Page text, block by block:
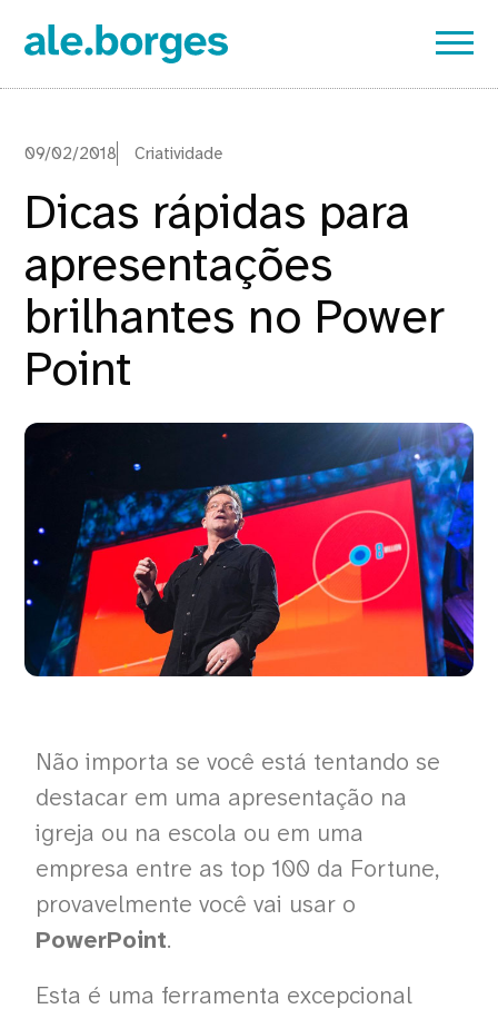
09/02/2018 Criatividade
Dicas rápidas para
apresentações
brilhantes no Power
Point
Não importa se você está tentando se
destacar em uma apresentação na
igreja ou na escola ou em uma
empresa entre as top 100 da Fortune,
provavelmente você vai usar o
PowerPoint.
Esta é uma ferramenta excepcional